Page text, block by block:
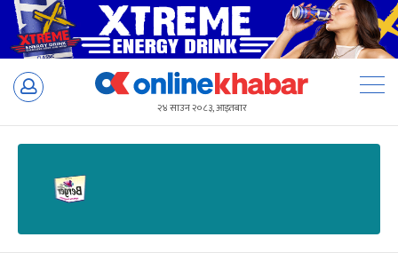
Skip
२४ साउन २०८३, आइतबार